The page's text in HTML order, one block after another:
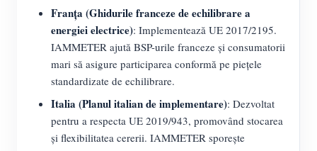
Franța (Ghidurile franceze de echilibrare a
energiei electrice): Implementează UE 2017/2195.
IAMMETER ajută BSP-urile franceze și consumatorii
mari să asigure participarea conformă pe piețele
standardizate de echilibrare.
Italia (Planul italian de implementare): Dezvoltat
pentru a respecta UE 2019/943, promovând stocarea
și flexibilitatea cererii. IAMMETER sporește